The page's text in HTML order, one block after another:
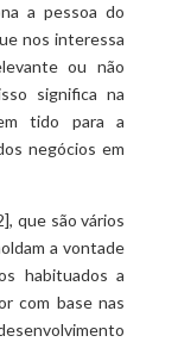
a pessoa do
nos interessa
ou não
significa na
tido para a
negócios em
que são vários
a vontade
habituados a
com base nas